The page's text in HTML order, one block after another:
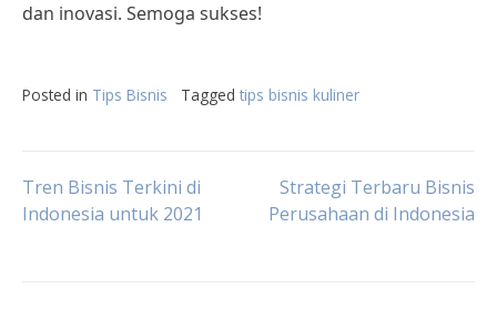
dan inovasi. Semoga sukses!
Posted in Tips Bisnis Tagged tips bisnis kuliner
Post
Tren Bisnis Terkini di
Indonesia untuk 2021
Strategi Terbaru Bisnis
Perusahaan di Indonesia